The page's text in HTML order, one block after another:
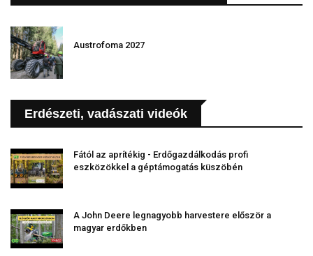
Austrofoma 2027
Erdészeti, vadászati videók
Fától az aprítékig - Erdőgazdálkodás profi
eszközökkel a géptámogatás küszöbén
A John Deere legnagyobb harvestere először a
magyar erdőkben